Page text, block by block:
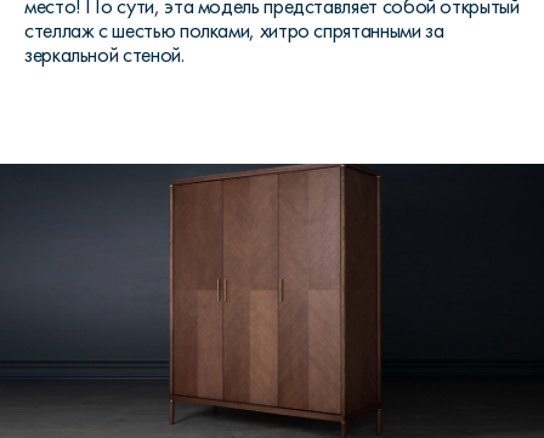
место! По сути, эта модель представляет собой открытый
стеллаж с шестью полками, хитро спрятанными за
зеркальной стеной.